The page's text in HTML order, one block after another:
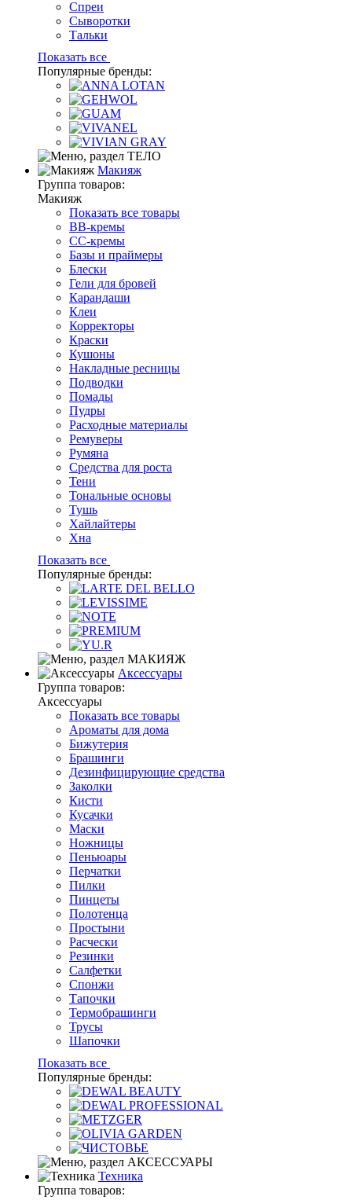
Спреи
Сыворотки
Тальки
Показать все
Популярные бренды:
Макияж
Группа товаров:
Макияж
Показать все товары
BB-кремы
CC-кремы
Базы и праймеры
Блески
Гели для бровей
Карандаши
Клеи
Корректоры
Краски
Кушоны
Накладные ресницы
Подводки
Помады
Пудры
Расходные материалы
Ремуверы
Румяна
Средства для роста
Тени
Тональные основы
Тушь
Хайлайтеры
Хна
Показать все
Популярные бренды:
Аксессуары
Группа товаров:
Аксессуары
Показать все товары
Ароматы для дома
Бижутерия
Брашинги
Дезинфицирующие средства
Заколки
Кисти
Кусачки
Маски
Ножницы
Пеньюары
Перчатки
Пилки
Пинцеты
Полотенца
Простыни
Расчески
Резинки
Салфетки
Спонжи
Тапочки
Термобрашинги
Трусы
Шапочки
Показать все
Популярные бренды:
Техника
Группа товаров: